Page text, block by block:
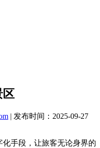
区
| 发布时间：2025-09-27
手段，让旅客无论身界的